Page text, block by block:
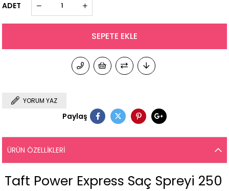
ADET
YORUM YAZ
Paylaş
ÜRÜN ÖZELLIKLERI
Taft Power Express Saç Spreyi 250